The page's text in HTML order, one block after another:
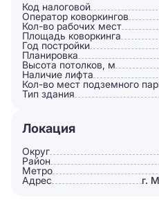
Код налоговой
Оператор коворкингов
Кол-во рабочих мест
Площадь коворкинга
Год постройки
Планировка
Высота потолков, м
Наличие лифта
Кол-во мест подземного
Тип здания
Локация
Округ
Район
Метро
Адрес
г.